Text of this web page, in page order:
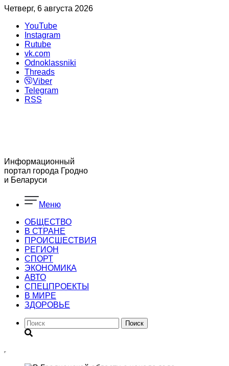
Четверг, 6 августа 2026
YouTube
Instagram
Rutube
vk.com
Odnoklassniki
Threads
Viber
Telegram
RSS
Информационный
портал города Гродно
и Беларуси
Меню
ОБЩЕСТВО
В СТРАНЕ
ПРОИСШЕСТВИЯ
РЕГИОН
CПОРТ
ЭКОНОМИКА
АВТО
СПЕЦПРОЕКТЫ
В МИРЕ
ЗДОРОВЬЕ
Поиск